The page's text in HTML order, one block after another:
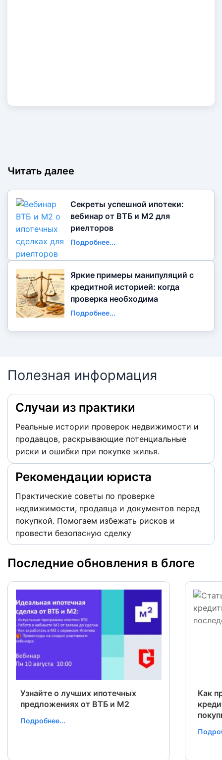
Читать далее
Секреты успешной ипотеки:
вебинар от ВТБ и М2 для
риелторов
Подробнее...
Яркие примеры манипуляций с
кредитной историей: когда
проверка необходима
Подробнее...
Полезная информация
Случаи из практики
Реальные истории проверок недвижимости и
продавцов, раскрывающие потенциальные
риски и ошибки при покупке жилья.
Рекомендации юриста
Практические советы по проверке
недвижимости, продавца и документов перед
покупкой. Помогаем избежать рисков и
провести безопасную сделку
Последние обновления в блоге
Узнайте о лучших ипотечных
предложениях от ВТБ и М2
Подробнее...
Как